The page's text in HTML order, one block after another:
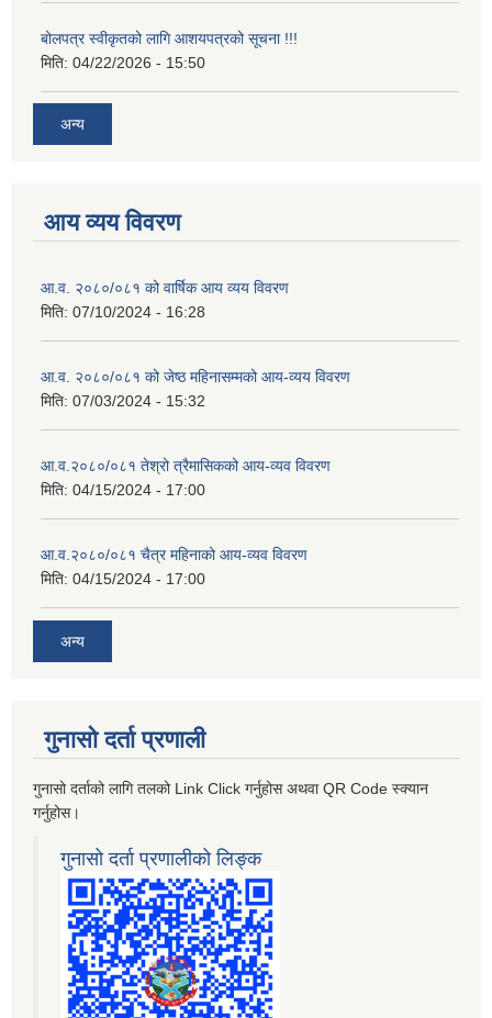
बोलपत्र स्वीकृतको लागि आशयपत्रको सूचना !!!
मिति: 04/22/2026 - 15:50
अन्य
आय व्यय विवरण
आ.व. २०८०/०८१ को वार्षिक आय व्यय विवरण
मिति: 07/10/2024 - 16:28
आ.व. २०८०/०८१ को जेष्ठ महिनासम्मको आय-व्यय विवरण
मिति: 07/03/2024 - 15:32
आ.व.२०८०/०८१ तेश्रो त्रैमासिकको आय-व्यव विवरण
मिति: 04/15/2024 - 17:00
आ.व.२०८०/०८१ चैत्र महिनाको आय-व्यव विवरण
मिति: 04/15/2024 - 17:00
अन्य
गुनासो दर्ता प्रणाली
गुनासो दर्ताको लागि तलको Link Click गर्नुहोस अथवा QR Code स्क्यान
गर्नुहोस।
गुनासो दर्ता प्रणालीको लिङ्क